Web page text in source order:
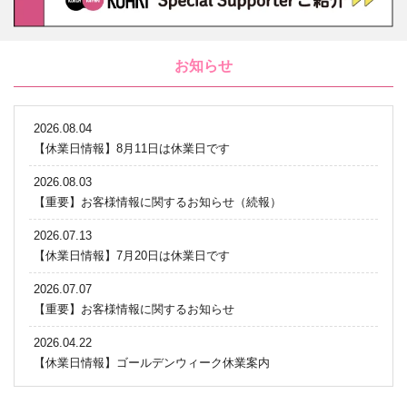
お知らせ
2026.08.04
【休業日情報】8月11日は休業日です
2026.08.03
【重要】お客様情報に関するお知らせ（続報）
2026.07.13
【休業日情報】7月20日は休業日です
2026.07.07
【重要】お客様情報に関するお知らせ
2026.04.22
【休業日情報】ゴールデンウィーク休業案内